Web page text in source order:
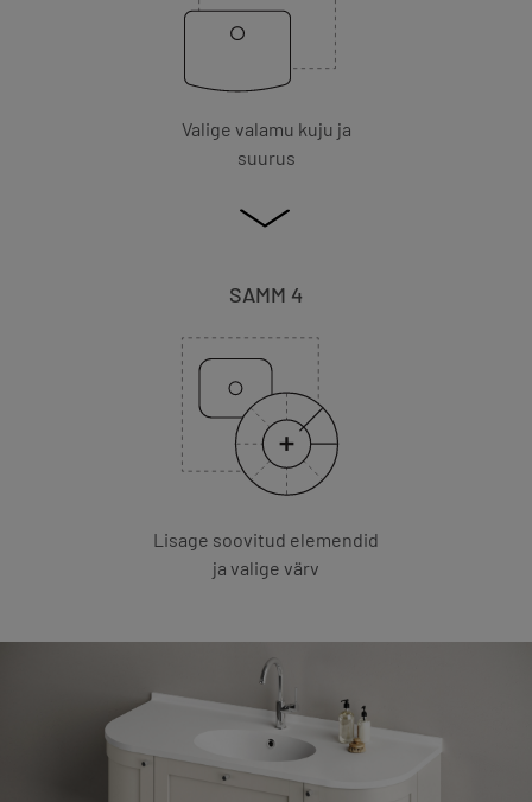
Valige valamu kuju ja
suurus
SAMM 4
Lisage soovitud elemendid
ja valige värv